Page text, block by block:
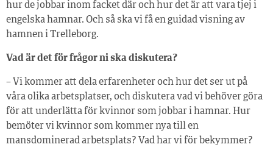
hur de jobbar inom facket där och hur det är att vara tjej i
engelska hamnar. Och så ska vi få en guidad visning av
hamnen i Trelleborg.
Vad är det för frågor ni ska diskutera?
– Vi kommer att dela erfarenheter och hur det ser ut på
våra olika arbetsplatser, och diskutera vad vi behöver göra
för att underlätta för kvinnor som jobbar i hamnar. Hur
bemöter vi kvinnor som kommer nya till en
mansdominerad arbetsplats? Vad har vi för bekymmer?